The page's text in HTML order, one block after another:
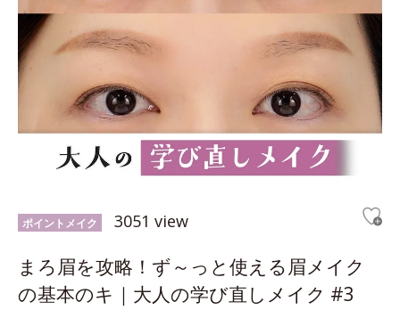
ポイントメイク 3051 view
まろ眉を攻略！ず～っと使える眉メイク
の基本のキ｜大人の学び直しメイク #3